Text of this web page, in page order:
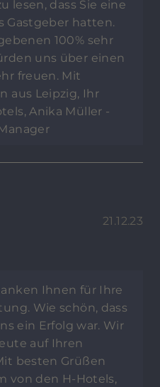
lesen, dass Sie eine
Gastgeber hatten.
100% sehr
uns über einen
freuen. Mit
aus Leipzig, Ihr
Anika Müller -
21.12.23
Ihnen für Ihre
Wie schön, dass
ein Erfolg war. Wir
auf Ihren
besten Grüßen
von den H-Hotels,